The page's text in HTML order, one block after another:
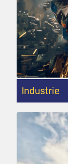
Industrie